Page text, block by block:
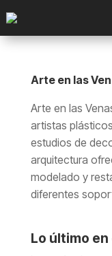
Arte en las
Arte en las
artistas
estudios de
arquitectura
modelado y
diferentes
Lo último en